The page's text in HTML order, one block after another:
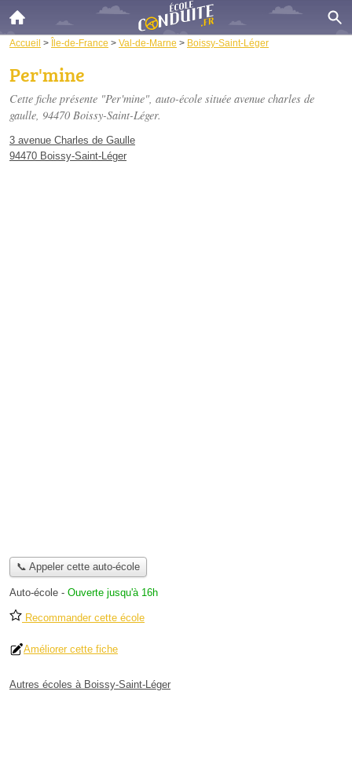
Accueil > Île-de-France > Val-de-Marne > Boissy-Saint-Léger
Per'mine
Cette fiche présente "Per'mine", auto-école située avenue charles de
gaulle, 94470 Boissy-Saint-Léger.
3 avenue Charles de Gaulle
94470 Boissy-Saint-Léger
📞 Appeler cette auto-école
Auto-école - Ouverte jusqu'à 16h
Recommander cette école
Améliorer cette fiche
Autres écoles à Boissy-Saint-Léger